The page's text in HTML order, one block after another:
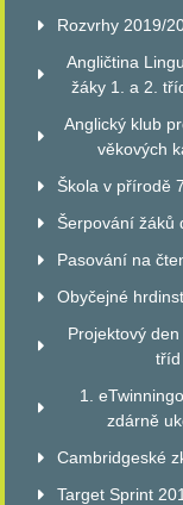
Rozvrhy 2019/
Angličtina
žáky 1. a 2.
Anglický klub
věkových
Škola v přírodě
Šerpování žáků
Pasování na
Obyčejné
Projektový den
tříd
1.
zdárně
Cambridgeské
Target Sprint